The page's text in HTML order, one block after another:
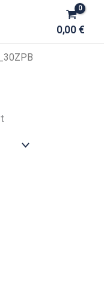
0,00€